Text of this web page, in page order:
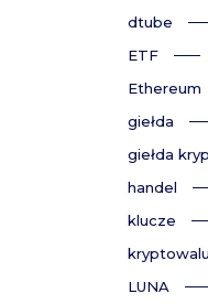
dtube
ETF
Ethereum
giełda
giełda
handel
klucze
LUNA